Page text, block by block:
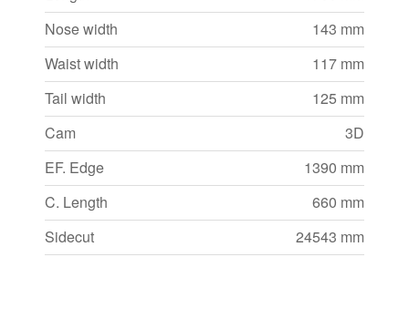
Nose width
143 mm
Waist width
117 mm
Tail width
125 mm
Cam
3D
EF. Edge
1390 mm
C. Length
660 mm
Sidecut
24543 mm